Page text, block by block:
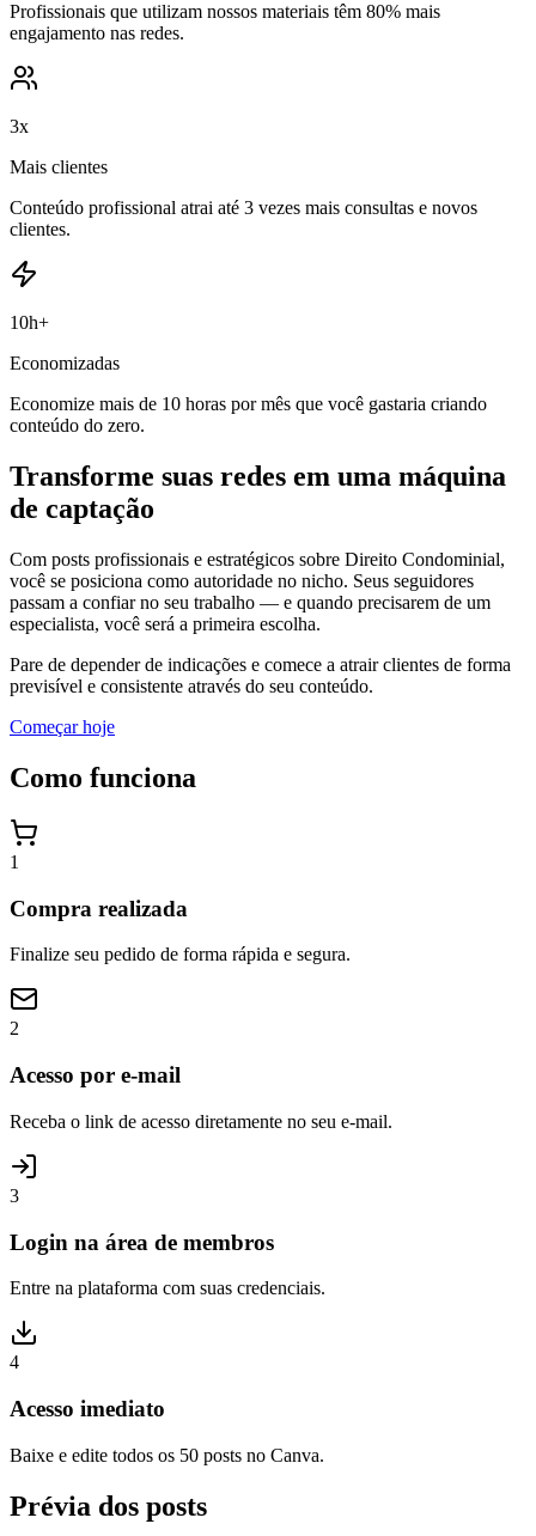
Profissionais que utilizam nossos materiais têm 80% mais
engajamento nas redes.
3x
Mais clientes
Conteúdo profissional atrai até 3 vezes mais consultas e novos
clientes.
10h+
Economizadas
Economize mais de 10 horas por mês que você gastaria criando
conteúdo do zero.
Transforme suas redes em uma máquina
de captação
Com posts profissionais e estratégicos sobre Direito Condominial,
você se posiciona como autoridade no nicho. Seus seguidores
passam a confiar no seu trabalho — e quando precisarem de um
especialista, você será a primeira escolha.
Pare de depender de indicações e comece a atrair clientes de forma
previsível e consistente através do seu conteúdo.
Começar hoje
Como funciona
1
Compra realizada
Finalize seu pedido de forma rápida e segura.
2
Acesso por e-mail
Receba o link de acesso diretamente no seu e-mail.
3
Login na área de membros
Entre na plataforma com suas credenciais.
4
Acesso imediato
Baixe e edite todos os 50 posts no Canva.
Prévia dos posts